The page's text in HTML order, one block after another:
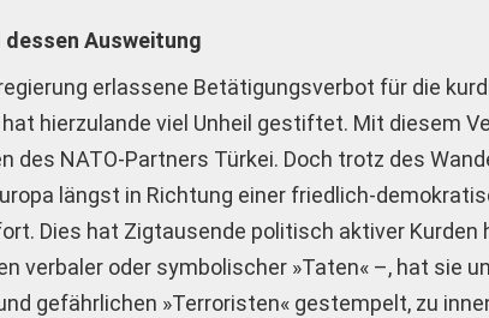
dessen Ausweitung
erlassene Betätigungsverbot für die
hierzulande viel Unheil gestiftet. Mit diesem
des NATO-Partners Türkei. Doch trotz des
längst in Richtung einer friedlich-
Dies hat Zigtausende politisch aktiver
verbaler oder symbolischer »Taten« –, hat sie
gefährlichen »Terroristen« gestempelt, zu